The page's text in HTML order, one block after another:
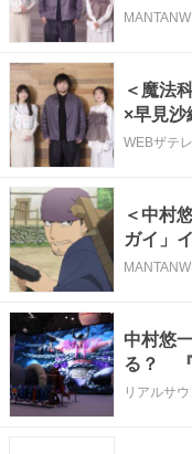
ー 揺れ
＜魔法
×早見沙
めてい
WEBザテ
＜中村
ガイ」
命を感
中村悠
る？ 『
ント
リアルサ